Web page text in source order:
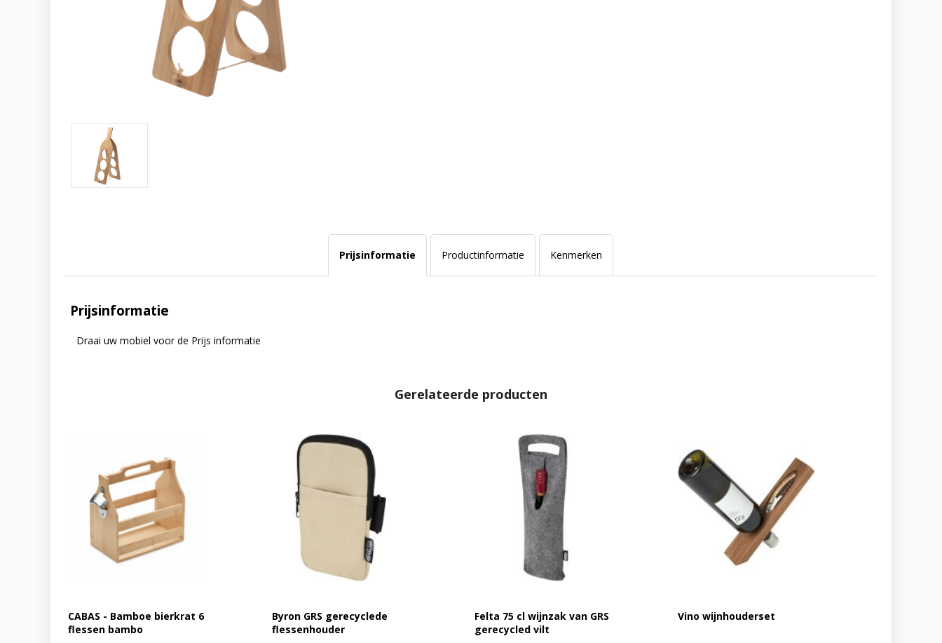
Prijsinformatie Productinformatie Kenmerken
Prijsinformatie
Draai uw mobiel voor de Prijs informatie
Gerelateerde producten
CABAS - Bamboe bierkrat 6
flessen bambo
Byron GRS gerecyclede
flessenhouder
Felta 75 cl wijnzak van GRS
gerecycled vilt
Vino wijnhouderset